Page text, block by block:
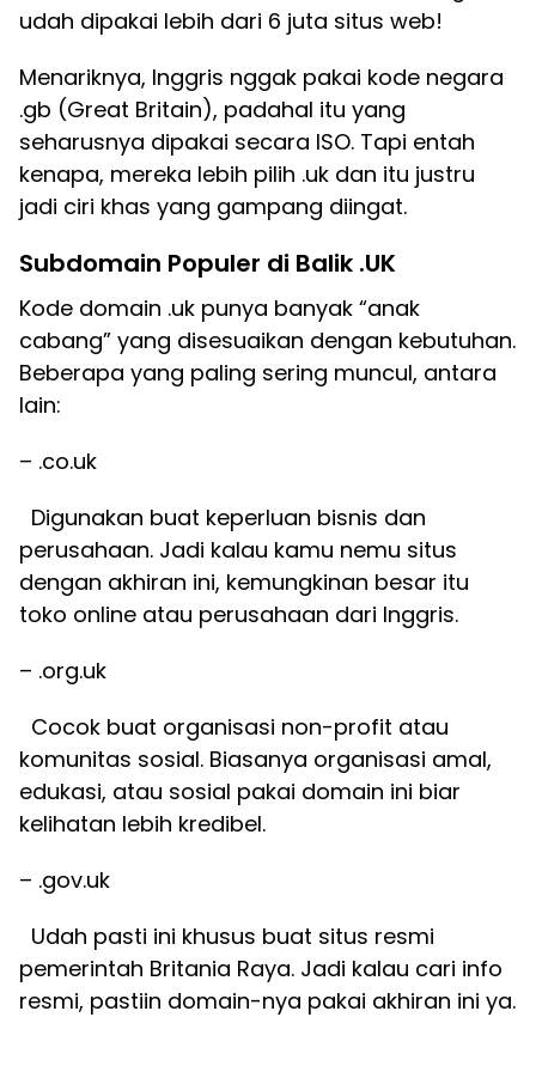
udah dipakai lebih dari 6 juta situs web!
Menariknya, Inggris nggak pakai kode negara
.gb (Great Britain), padahal itu yang
seharusnya dipakai secara ISO. Tapi entah
kenapa, mereka lebih pilih .uk dan itu justru
jadi ciri khas yang gampang diingat.
Subdomain Populer di Balik .UK
Kode domain .uk punya banyak “anak
cabang” yang disesuaikan dengan kebutuhan.
Beberapa yang paling sering muncul, antara
lain:
– .co.uk
Digunakan buat keperluan bisnis dan
perusahaan. Jadi kalau kamu nemu situs
dengan akhiran ini, kemungkinan besar itu
toko online atau perusahaan dari Inggris.
– .org.uk
Cocok buat organisasi non-profit atau
komunitas sosial. Biasanya organisasi amal,
edukasi, atau sosial pakai domain ini biar
kelihatan lebih kredibel.
– .gov.uk
Udah pasti ini khusus buat situs resmi
pemerintah Britania Raya. Jadi kalau cari info
resmi, pastiin domain-nya pakai akhiran ini ya.